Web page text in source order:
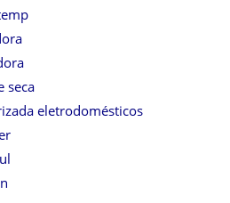
seca
eletrodomésticos